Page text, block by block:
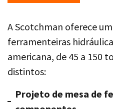
A Scotchman oferece
ferramenteiras
americana, de 45 a 150
distintos:
Projeto de mesa de